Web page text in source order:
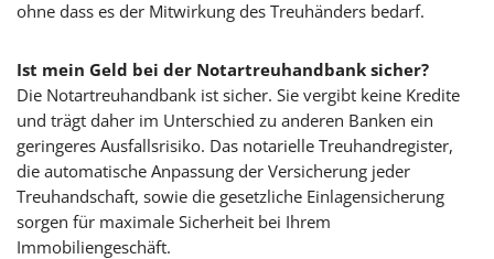
ohne dass es der Mitwirkung des Treuhänders bedarf.
Ist mein Geld bei der Notartreuhandbank sicher?
Die Notartreuhandbank ist sicher. Sie vergibt keine Kredite
und trägt daher im Unterschied zu anderen Banken ein
geringeres Ausfallsrisiko. Das notarielle Treuhandregister,
die automatische Anpassung der Versicherung jeder
Treuhandschaft, sowie die gesetzliche Einlagensicherung
sorgen für maximale Sicherheit bei Ihrem
Immobiliengeschäft.